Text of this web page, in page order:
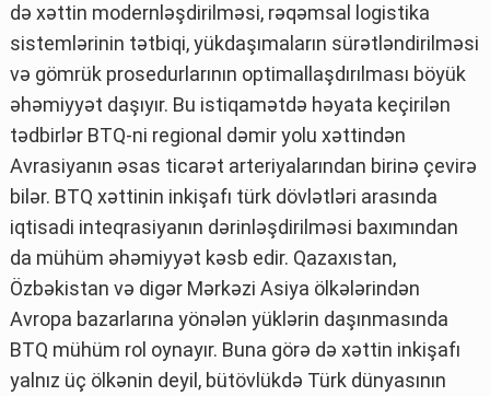
də xəttin modernləşdirilməsi, rəqəmsal logistika
sistemlərinin tətbiqi, yükdaşımaların sürətləndirilməsi
və gömrük prosedurlarının optimallaşdırılması böyük
əhəmiyyət daşıyır. Bu istiqamətdə həyata keçirilən
tədbirlər BTQ-ni regional dəmir yolu xəttindən
Avrasiyanın əsas ticarət arteriyalarından birinə çevirə
bilər. BTQ xəttinin inkişafı türk dövlətləri arasında
iqtisadi inteqrasiyanın dərinləşdirilməsi baxımından
da mühüm əhəmiyyət kəsb edir. Qazaxıstan,
Özbəkistan və digər Mərkəzi Asiya ölkələrindən
Avropa bazarlarına yönələn yüklərin daşınmasında
BTQ mühüm rol oynayır. Buna görə də xəttin inkişafı
yalnız üç ölkənin deyil, bütövlükdə Türk dünyasının